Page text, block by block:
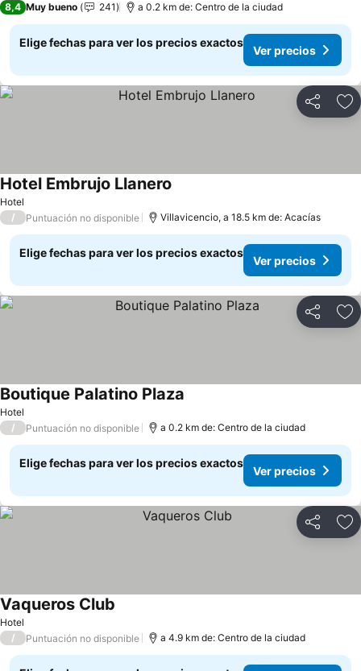
8,4 Muy bueno 241 a 0.2 km de: Centro de la ciudad
Elige fechas para ver los precios exactos
Ver precios
Compartir
Hotel
Hotel Embrujo Llanero
/ Puntuación no disponible Villavicencio, a 18.5 km de: Acacías
Elige fechas para ver los precios exactos
Ver precios
Compartir
Hotel
Boutique Palatino Plaza
/ Puntuación no disponible a 0.2 km de: Centro de la ciudad
Elige fechas para ver los precios exactos
Ver precios
Compartir
Hotel
Vaqueros Club
/ Puntuación no disponible a 4.9 km de: Centro de la ciudad